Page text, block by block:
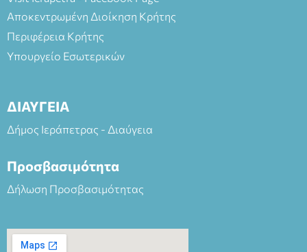
Αποκεντρωμένη Διοίκηση Κρήτης
Περιφέρεια Κρήτης
Υπουργείο Εσωτερικών
ΔΙΑΥΓΕΙΑ
Δήμος Ιεράπετρας - Διαύγεια
Προσβασιμότητα
Δήλωση Προσβασιμότητας